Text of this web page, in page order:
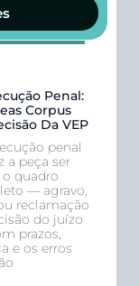
Penal:
Corpus
Da VEP
penal
a peça ser
o quadro
— agravo,
reclamação
do juízo
prazos,
e os erros